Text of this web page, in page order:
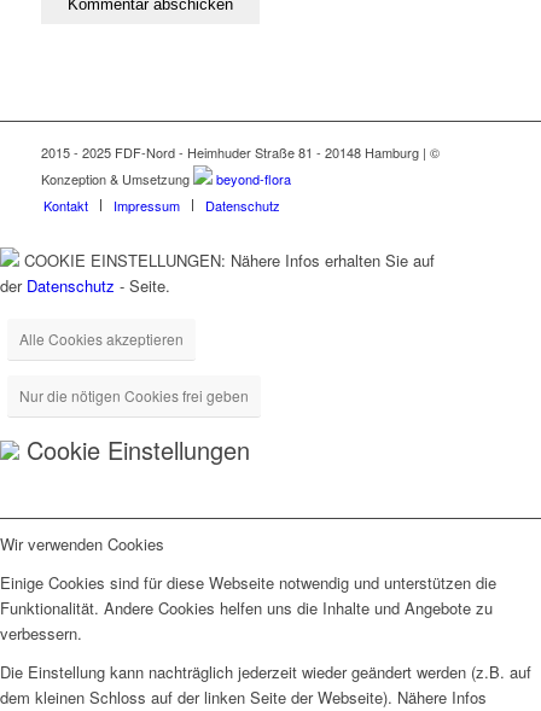
2015 - 2025 FDF-Nord - Heimhuder Straße 81 - 20148 Hamburg | ©
Konzeption & Umsetzung
beyond-flora
Kontakt
Impressum Datenschutz
COOKIE EINSTELLUNGEN: Nähere Infos erhalten Sie auf
der Datenschutz - Seite.
Alle Cookies akzeptieren
Nur die nötigen Cookies frei geben
Cookie Einstellungen
Wir verwenden Cookies
Einige Cookies sind für diese Webseite notwendig und unterstützen die
Funktionalität. Andere Cookies helfen uns die Inhalte und Angebote zu
verbessern.
Die Einstellung kann nachträglich jederzeit wieder geändert werden (z.B. auf
dem kleinen Schloss auf der linken Seite der Webseite). Nähere Infos